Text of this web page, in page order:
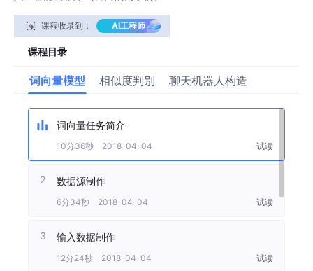
课程收录到： AI工程师
课程目录
词向量模型 相似度判别 聊天机器人构造
词向量任务简介
10分36秒 2018-04-04 试读
2 数据源制作
6分34秒 2018-04-04 试读
3 输入数据制作
12分24秒 2018-04-04 试读